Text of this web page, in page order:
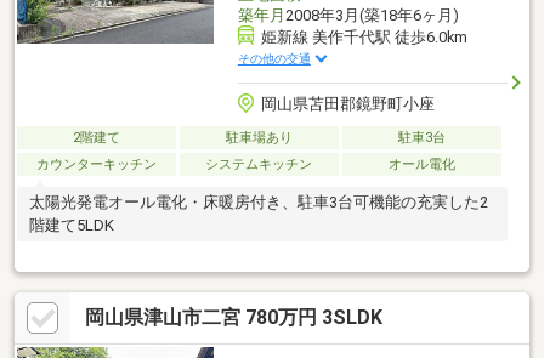
築年月 2008年3月(築18年6ヶ月)
姫新線 美作千代駅 徒歩6.0km
その他の交通
岡山県苫田郡鏡野町小座
2階建て 駐車場あり
駐車3台
カウンターキッチン
システムキッチン オール電化
太陽光発電オール電化・床暖房付き、駐車3台可機能の充実した2
階建て5LDK
岡山県津山市二宮 780万円 3SLDK